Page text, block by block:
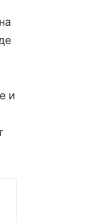
и